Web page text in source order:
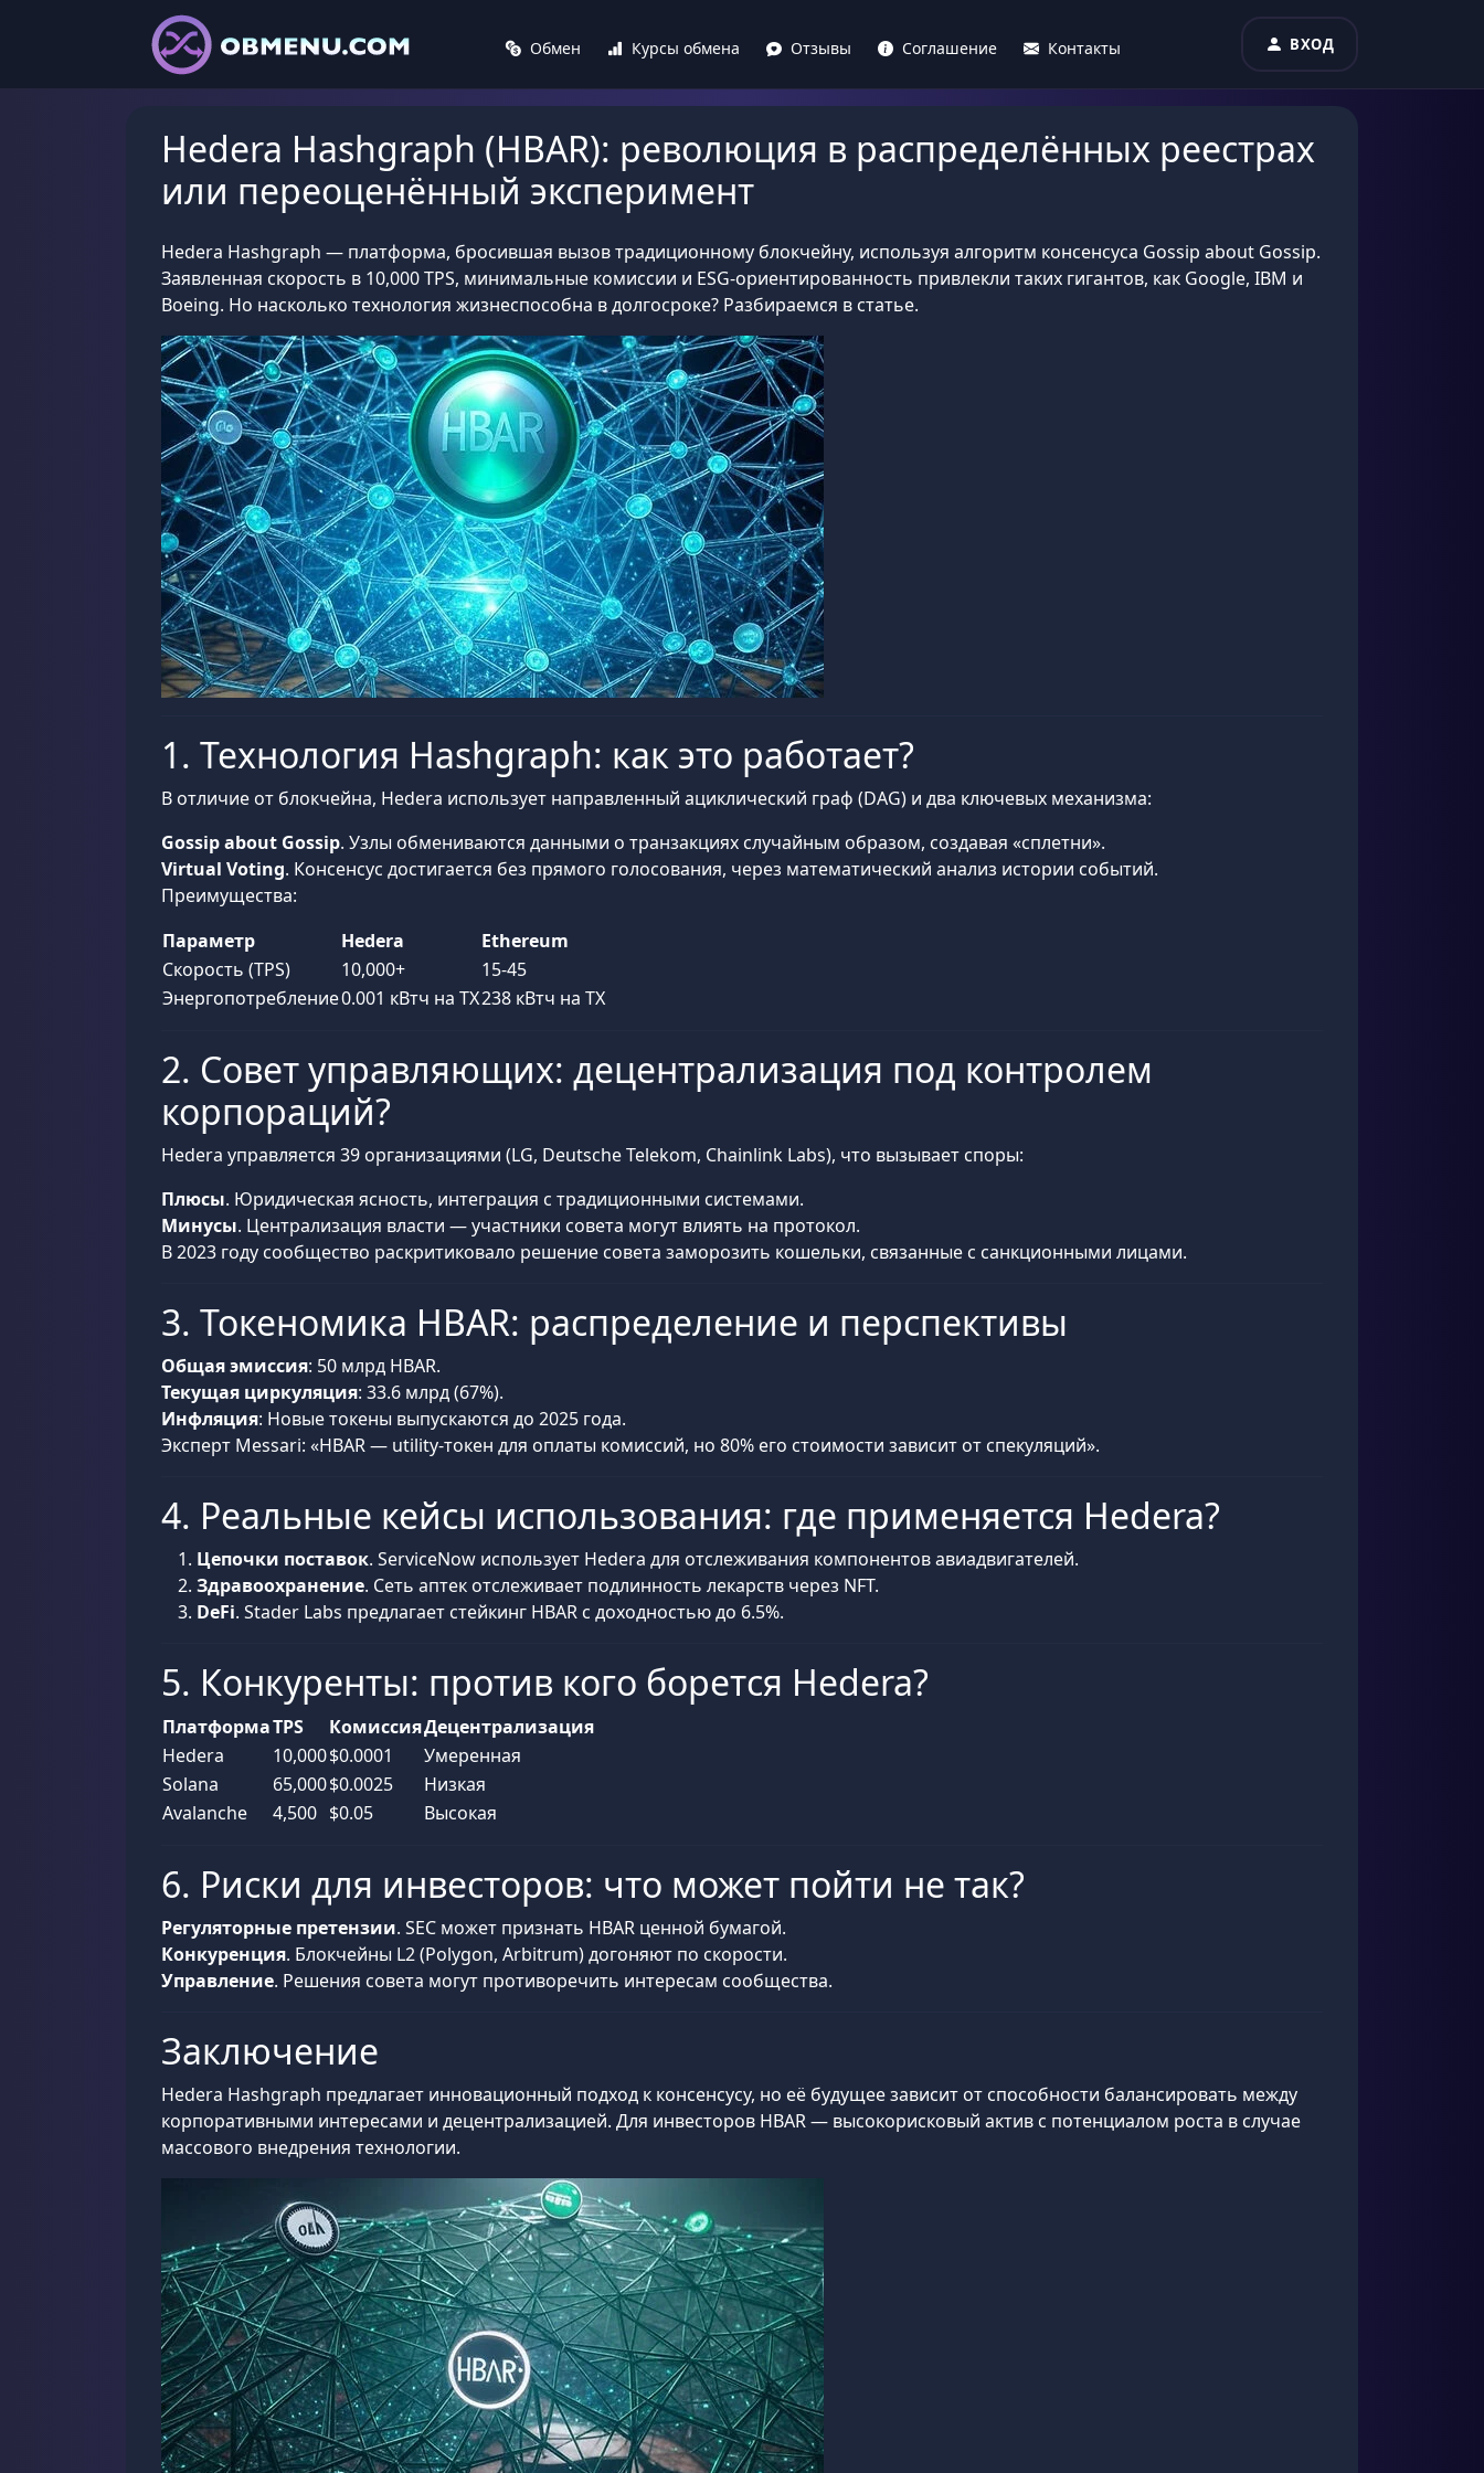
Обмен Курсы обмена Отзывы Соглашение Контакты ВХОД
Hedera Hashgraph (HBAR): революция в распределённых реестрах
или переоценённый эксперимент
Hedera Hashgraph — платформа, бросившая вызов традиционному блокчейну, используя алгоритм консенсуса Gossip about Gossip.
Заявленная скорость в 10,000 TPS, минимальные комиссии и ESG-ориентированность привлекли таких гигантов, как Google, IBM и
Boeing. Но насколько технология жизнеспособна в долгосроке? Разбираемся в статье.
1. Технология Hashgraph: как это работает?
В отличие от блокчейна, Hedera использует направленный ациклический граф (DAG) и два ключевых механизма:
Gossip about Gossip. Узлы обмениваются данными о транзакциях случайным образом, создавая «сплетни».
Virtual Voting. Консенсус достигается без прямого голосования, через математический анализ истории событий.
Преимущества:
Параметр
Hedera
Ethereum
Скорость (TPS)
10,000+
15-45
Энергопотребление0.001 кВтч на TX238 кВтч на TX
2. Совет управляющих: децентрализация под контролем
корпораций?
Hedera управляется 39 организациями (LG, Deutsche Telekom, Chainlink Labs), что вызывает споры:
Плюсы. Юридическая ясность, интеграция с традиционными системами.
Минусы. Централизация власти — участники совета могут влиять на протокол.
В 2023 году сообщество раскритиковало решение совета заморозить кошельки, связанные с санкционными лицами.
3. Токеномика HBAR: распределение и перспективы
Общая эмиссия: 50 млрд HBAR.
Текущая циркуляция: 33.6 млрд (67%).
Инфляция: Новые токены выпускаются до 2025 года.
Эксперт Messari: «HBAR — utility-токен для оплаты комиссий, но 80% его стоимости зависит от спекуляций».
4. Реальные кейсы использования: где применяется Hedera?
Цепочки поставок. ServiceNow использует Hedera для отслеживания компонентов авиадвигателей.
Здравоохранение. Сеть аптек отслеживает подлинность лекарств через NFT.
DeFi. Stader Labs предлагает стейкинг HBAR с доходностью до 6.5%.
5. Конкуренты: против кого борется Hedera?
ПлатформаTPS КомиссияДецентрализация
Hedera
10,000$0.0001
Умеренная
Solana
65,000$0.0025
Низкая
Avalanche
4,500 $0.05 Высокая
6. Риски для инвесторов: что может пойти не так?
Регуляторные претензии. SEC может признать HBAR ценной бумагой.
Конкуренция. Блокчейны L2 (Polygon, Arbitrum) догоняют по скорости.
Управление. Решения совета могут противоречить интересам сообщества.
Заключение
Hedera Hashgraph предлагает инновационный подход к консенсусу, но её будущее зависит от способности балансировать между
корпоративными интересами и децентрализацией. Для инвесторов HBAR — высокорисковый актив с потенциалом роста в случае
массового внедрения технологии.